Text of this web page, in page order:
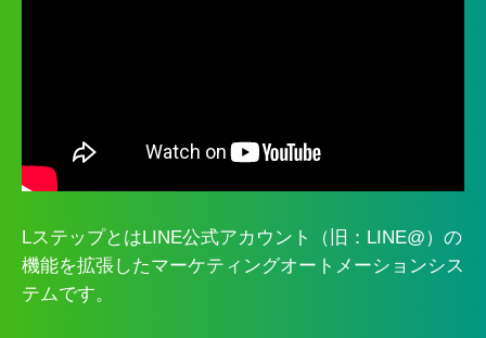
LステップとはLINE公式アカウント（旧：LINE@）の
機能を拡張したマーケティングオートメーションシス
テムです。